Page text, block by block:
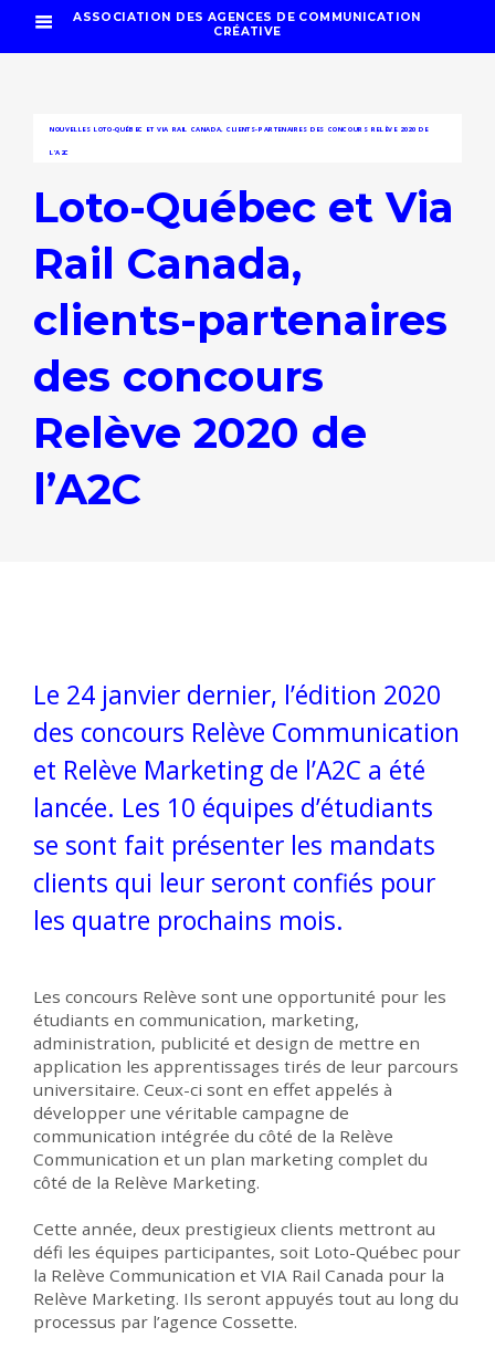
ASSOCIATION DES AGENCES DE COMMUNICATION
CRÉATIVE
NOUVELLES LOTO-QUÉBEC ET VIA RAIL CANADA, CLIENTS-PARTENAIRES DES CONCOURS RELÈVE 2020 DE
L’A2C
Loto-Québec et Via
Rail Canada,
clients-partenaires
des concours
Relève 2020 de
l’A2C
Le 24 janvier dernier, l’édition 2020
des concours Relève Communication
et Relève Marketing de l’A2C a été
lancée. Les 10 équipes d’étudiants
se sont fait présenter les mandats
clients qui leur seront confiés pour
les quatre prochains mois.
Les concours Relève sont une opportunité pour les
étudiants en communication, marketing,
administration, publicité et design de mettre en
application les apprentissages tirés de leur parcours
universitaire. Ceux-ci sont en effet appelés à
développer une véritable campagne de
communication intégrée du côté de la Relève
Communication et un plan marketing complet du
côté de la Relève Marketing.
Cette année, deux prestigieux clients mettront au
défi les équipes participantes, soit Loto-Québec pour
la Relève Communication et VIA Rail Canada pour la
Relève Marketing. Ils seront appuyés tout au long du
processus par l’agence Cossette.